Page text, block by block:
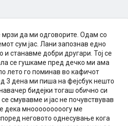
да ми одговорите. Одам со
сум јас. Лани запознав едно
станавме добри другари. Тој се
се гушкаме пред дечко ми ама
лето го поминав во кафичот
3 дена ми пиша на фејсбук нешто
бидејки тогаш обично си
смувавме и јас не почувствував
дека мнооооооооогу ме
неговото однесување кога